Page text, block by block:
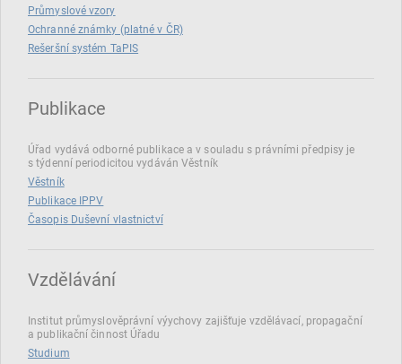
Průmyslové vzory
Ochranné známky (platné v ČR)
Rešeršní systém TaPIS
Publikace
Úřad vydává odborné publikace a v souladu s právními předpisy je
s týdenní periodicitou vydáván Věstník
Věstník
Publikace IPPV
Časopis Duševní vlastnictví
Vzdělávání
Institut průmyslověprávní výychovy zajišťuje vzdělávací, propagační
a publikační činnost Úřadu
Studium